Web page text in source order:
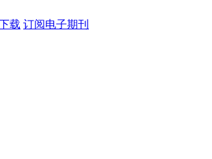
载 订阅电子期刊